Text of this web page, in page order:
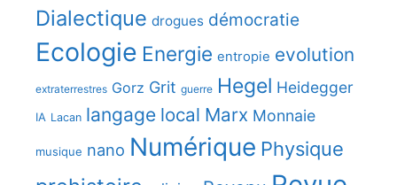
Dialectique drogues démocratie
Ecologie Energie entropie evolution
extraterrestres Gorz Grit guerre Hegel Heidegger
IA Lacan langage local Marx Monnaie
musique nano Numérique Physique